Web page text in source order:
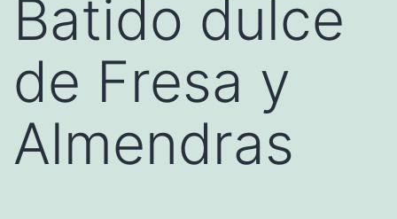
Batido dulce
de Fresa y
Almendras